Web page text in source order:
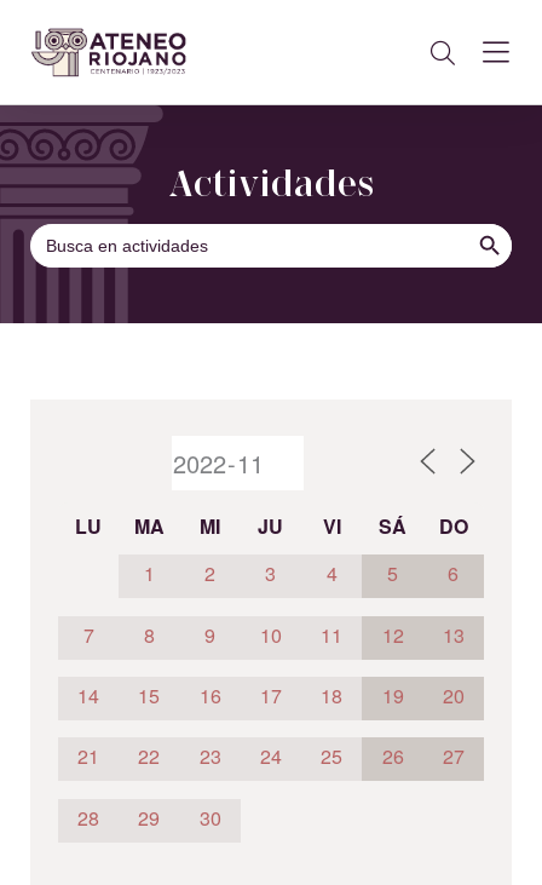
Actividades
Buscar: BOTÓN DE
LU MA MI JU VI SÁ
DO
1
2 3 4 5 6
7 8 9 10 11 12 13
14 15 16 17 18 19 20
21 22 23 24 25 26 27
28 29 30